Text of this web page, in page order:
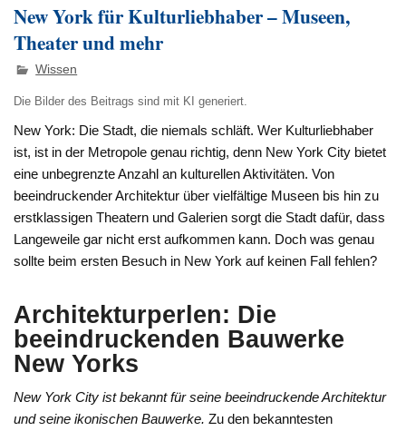
New York für Kulturliebhaber – Museen,
Theater und mehr
Wissen
Die Bilder des Beitrags sind mit KI generiert.
New York: Die Stadt, die niemals schläft. Wer Kulturliebhaber
ist, ist in der Metropole genau richtig, denn New York City bietet
eine unbegrenzte Anzahl an kulturellen Aktivitäten. Von
beeindruckender Architektur über vielfältige Museen bis hin zu
erstklassigen Theatern und Galerien sorgt die Stadt dafür, dass
Langeweile gar nicht erst aufkommen kann. Doch was genau
sollte beim ersten Besuch in New York auf keinen Fall fehlen?
Architekturperlen: Die
beeindruckenden Bauwerke
New Yorks
New York City ist bekannt für seine beeindruckende Architektur
und seine ikonischen Bauwerke. Zu den bekanntesten